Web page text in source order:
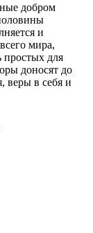
добром
и
мира,
простых для
доносят до
веры в себя и